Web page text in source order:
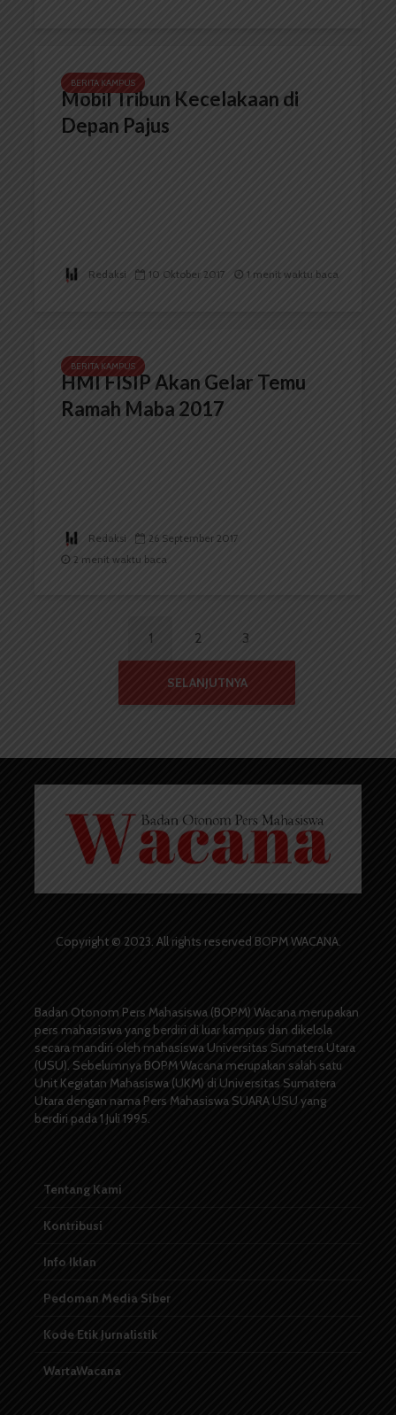
BERITA KAMPUS
Mobil Tribun Kecelakaan di
Depan Pajus
Redaksi 10 Oktober 2017 1 menit waktu baca
BERITA KAMPUS
HMI FISIP Akan Gelar Temu
Ramah Maba 2017
Redaksi
26 September 2017
2 menit waktu baca
1 2 3
SELANJUTNYA
Copyright © 2023. All rights reserved BOPM WACANA.
Badan Otonom Pers Mahasiswa (BOPM) Wacana merupakan
pers mahasiswa yang berdiri di luar kampus dan dikelola
secara mandiri oleh mahasiswa Universitas Sumatera Utara
(USU). Sebelumnya BOPM Wacana merupakan salah satu
Unit Kegiatan Mahasiswa (UKM) di Universitas Sumatera
Utara dengan nama Pers Mahasiswa SUARA USU yang
berdiri pada 1 Juli 1995.
Tentang Kami
Kontribusi
Info Iklan
Pedoman Media Siber
Kode Etik Jurnalistik
WartaWacana